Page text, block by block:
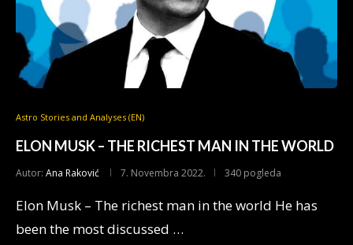
Astro Stories and Analyses (EN)
ELON MUSK – THE RICHEST MAN IN THE WORLD
Autor: Ana Raković 7. Novembra 2022. 340 pogleda
Elon Musk – The richest man in the world He has
been the most discussed …